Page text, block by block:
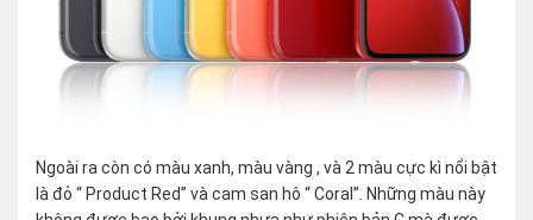
Ngoài ra còn có màu xanh, màu vàng , và 2 màu cực kì nổi bật
là đỏ “ Product Red” và cam san hô “ Coral”. Những màu này